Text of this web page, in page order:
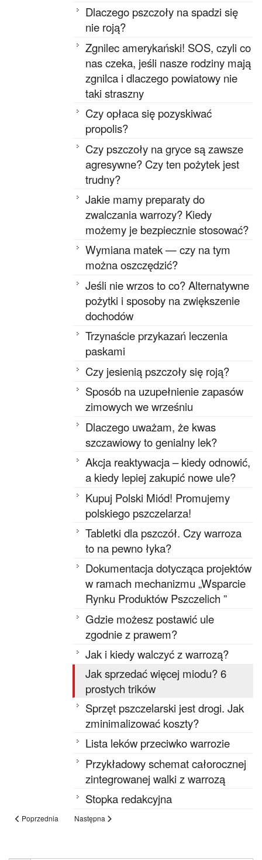
Dlaczego pszczoły na spadzi się
nie roją?
Zgnilec amerykański! SOS, czyli co
nas czeka, jeśli nasze rodziny mają
zgnilca i dlaczego powiatowy nie
taki straszny
Czy opłaca się pozyskiwać
propolis?
Czy pszczoły na gryce są zawsze
agresywne? Czy ten pożytek jest
trudny?
Jakie mamy preparaty do
zwalczania warrozy? Kiedy
możemy je bezpiecznie stosować?
Wymiana matek — czy na tym
można oszczędzić?
Jeśli nie wrzos to co? Alternatywne
pożytki i sposoby na zwiększenie
dochodów
Trzynaście przykazań leczenia
paskami
Czy jesienią pszczoły się roją?
Sposób na uzupełnienie zapasów
zimowych we wrześniu
Dlaczego uważam, że kwas
szczawiowy to genialny lek?
Akcja reaktywacja – kiedy odnowić,
a kiedy lepiej zakupić nowe ule?
Kupuj Polski Miód! Promujemy
polskiego pszczelarza!
Tabletki dla pszczół. Czy warroza
to na pewno łyka?
Dokumentacja dotycząca projektów
w ramach mechanizmu „Wsparcie
Rynku Produktów Pszczelich ”
Gdzie możesz postawić ule
zgodnie z prawem?
Jak i kiedy walczyć z warrozą?
Jak sprzedać więcej miodu? 6
prostych trików
Sprzęt pszczelarski jest drogi. Jak
zminimalizować koszty?
Lista leków przeciwko warrozie
Przykładowy schemat całorocznej
zintegrowanej walki z warrozą
Stopka redakcyjna
Poprzednia Następna